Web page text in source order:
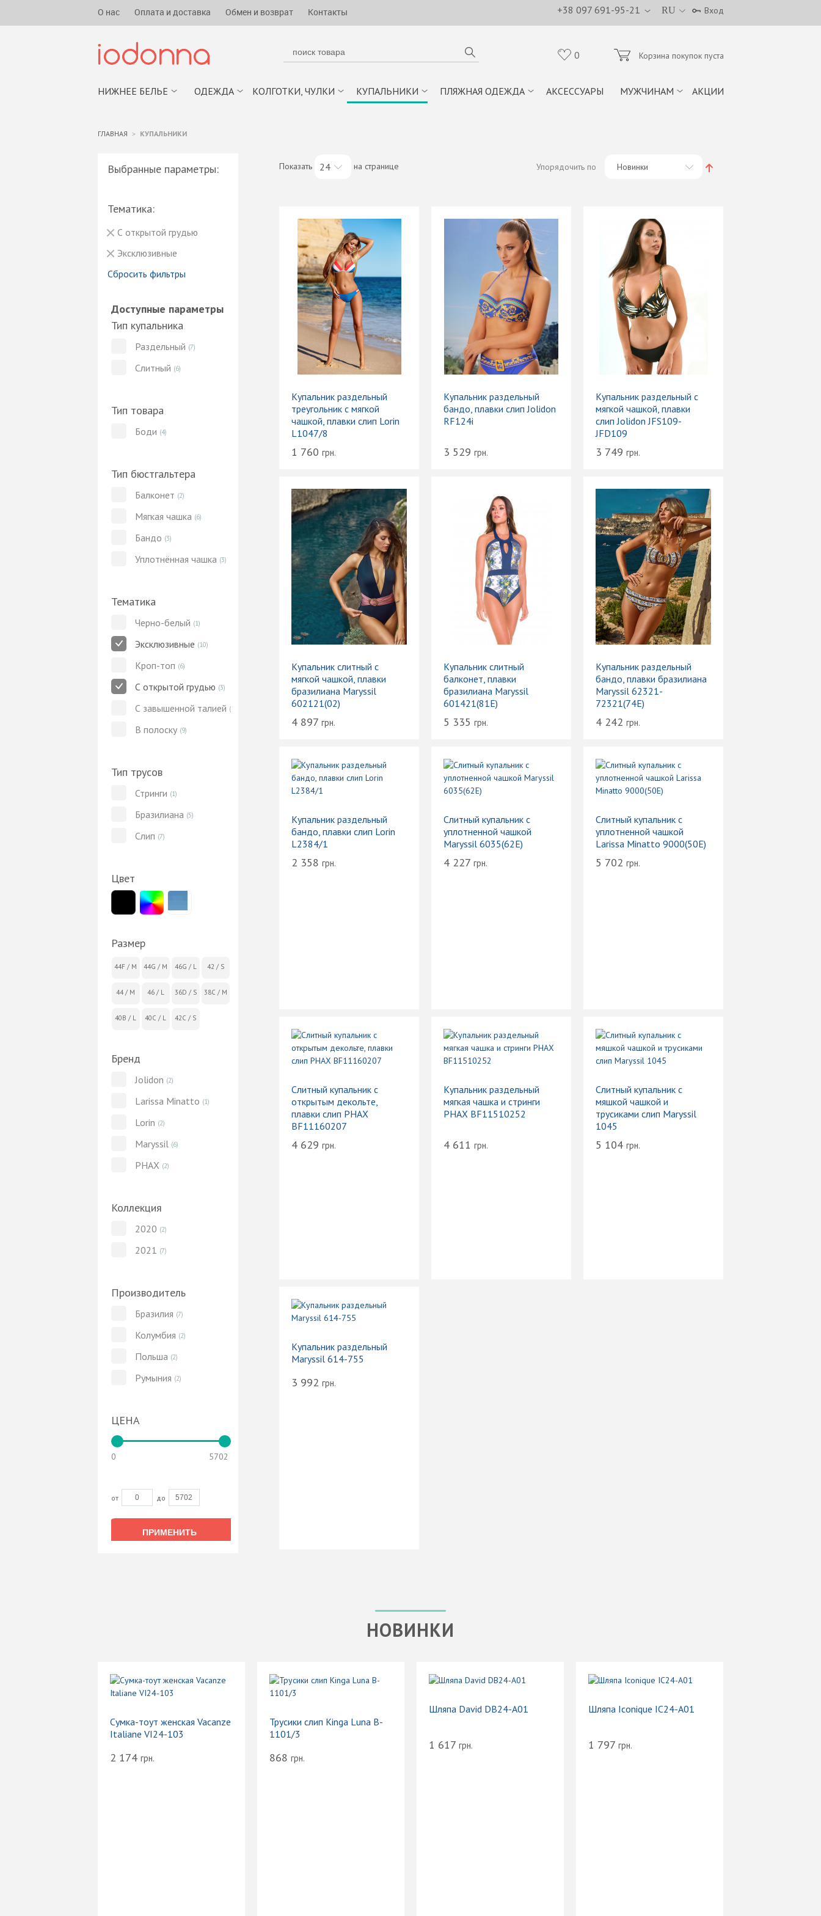
О нас Оплата и доставка Обмен и возврат Контакты RU
+38 097 691-95-21 Вход
0 Корзина покупок пуста
НИЖНЕЕ БЕЛЬЕ ОДЕЖДА КОЛГОТКИ, ЧУЛКИ КУПАЛЬНИКИ ПЛЯЖНАЯ ОДЕЖДА АКСЕССУАРЫ МУЖЧИНАМ АКЦИИ
ГЛАВНАЯ КУПАЛЬНИКИ
Показать 24 на странице Упорядочить по Новинки
Купальник раздельный
треугольник с мягкой
чашкой, плавки слип Lorin
L1047/8
1 760 грн.
Купальник раздельный
бандо, плавки слип Jolidon
RF124i
3 529 грн.
Купальник раздельный с
мягкой чашкой, плавки
слип Jolidon JFS109-
JFD109
3 749грн.
Купальник слитный с
мягкой чашкой, плавки
бразилиана Maryssil
602121(02)
4 897 грн.
Купальник слитный
балконет, плавки
бразилиана Maryssil
601421(81E)
5 335 грн.
Купальник раздельный
бандо, плавки бразилиана
Maryssil 62321-
72321(74E)
4 242грн.
Купальник раздельный
бандо, плавки слип Lorin
L2384/1
2 358 грн.
Слитный купальник с
уплотненной чашкой
Maryssil 6035(62Е)
4 227 грн.
Слитный купальник с
уплотненной чашкой
Larissa Minatto 9000(50Е)
5 702грн.
Слитный купальник с
открытым декольте,
плавки слип PHAX
BF11160207
4 629 грн.
Купальник раздельный
мягкая чашка и стринги
PHAX BF11510252
4 611 грн.
Слитный купальник с
мяшкой чашкой и
трусиками слип Maryssil
1045
5 104грн.
Купальник раздельный
Maryssil 614-755
3 992 грн.
Выбранные параметры:
Тематика:
С открытой грудью
Эксклюзивные
Сбросить фильтры
Доступные параметры
Тип купальника
Раздельный (7)
Слитный (6)
Тип товара
Боди (4)
Тип бюстгальтера
Балконет (2)
Мягкая чашка (6)
Бандо (3)
Уплотнённая чашка (3)
Тематика
Черно-белый (1)
Эксклюзивные (10)
Кроп-топ (6)
С открытой грудью (3)
С завышенной талией (1)
В полоску (9)
Тип трусов
Стринги (1)
Бразилиана (5)
Слип (7)
Цвет
Размер
44F / M 44G / M 46G / L 42 / S
44 / M 46 / L 36D / S 38C / M
40B / L 40C / L 42C / S
Бренд
Jolidon (2)
Larissa Minatto (1)
Lorin (2)
Maryssil (6)
PHAX (2)
Коллекция
2020 (2)
2021 (7)
Производитель
Бразилия (7)
Колумбия (2)
Польша (2)
Румыния (2)
ЦЕНА
0 5702
от до
ПРИМЕНИТЬ
НОВИНКИ
Сумка-тоут женская Vacanze
Italiane VI24-103
2 174 грн.
Трусики слип Kinga Luna B-
1101/3
868 грн.
Шляпа David DB24-A01
1 617 грн.
Шляпа Iconique IC24-A01
1 797 грн.